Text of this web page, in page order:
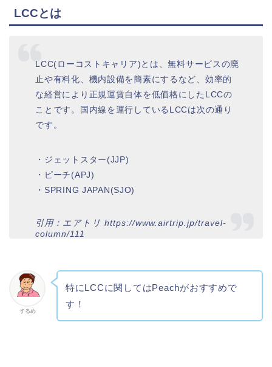
LCCとは
LCC(ローコストキャリア)とは、無料サービスの廃
止や有料化、機内設備を簡素にするなど、効率的
な経営により正規運賃自体を低価格にしたLCCの
ことです。国内線を運行しているLCCは次の通り
です。
・ジェットスター(JJP)
・ピーチ(APJ)
・SPRING JAPAN(SJO)
引用：エアトリ https://www.airtrip.jp/travel-
column/111
するめ
特にLCCに関してはPeachがおすすめで
す！